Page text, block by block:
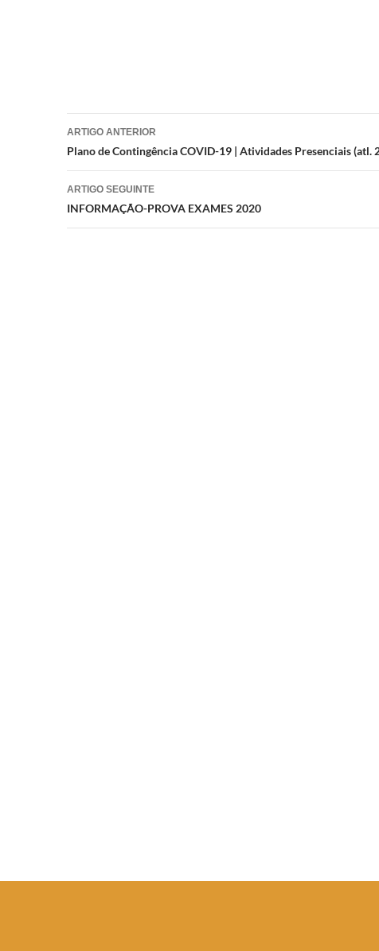
Navegação
de
artigos
ARTIGO ANTERIOR
Plano de Contingência COVID-19 | Atividades Presenciais (atl.
ARTIGO SEGUINTE
INFORMAÇÃO-PROVA EXAMES 2020